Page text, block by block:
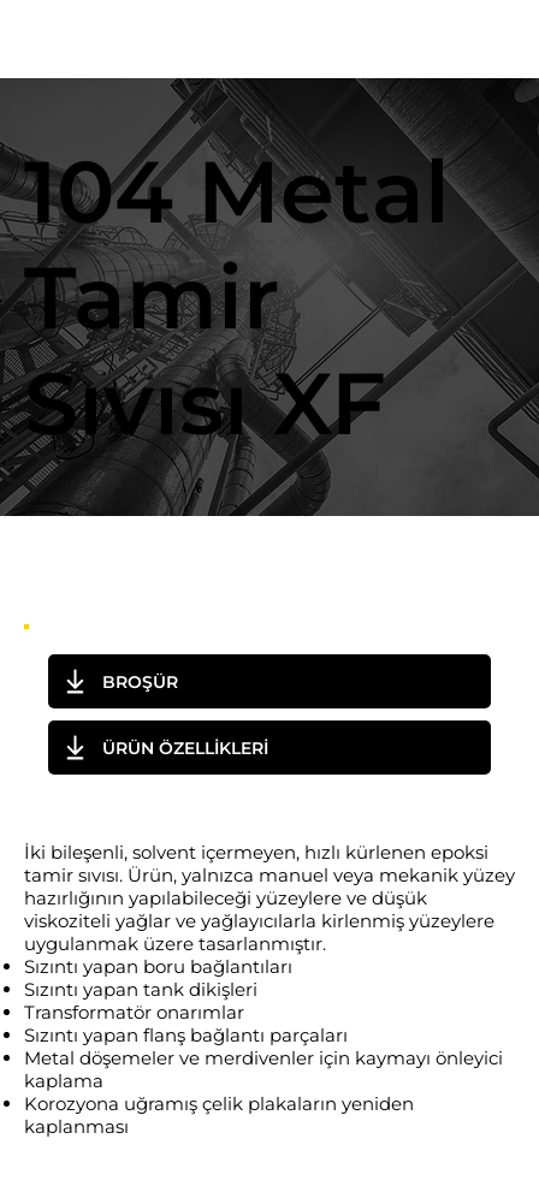
104 Metal
Tamir
Sıvısı XF
BROŞÜR
ÜRÜN ÖZELLİKLERİ
İki bileşenli, solvent içermeyen, hızlı kürlenen epoksi
tamir sıvısı. Ürün, yalnızca manuel veya mekanik yüzey
hazırlığının yapılabileceği yüzeylere ve düşük
viskoziteli yağlar ve yağlayıcılarla kirlenmiş yüzeylere
uygulanmak üzere tasarlanmıştır.
Sızıntı yapan boru bağlantıları
Sızıntı yapan tank dikişleri
Transformatör onarımlar
Sızıntı yapan flanş bağlantı parçaları
Metal döşemeler ve merdivenler için kaymayı önleyici
kaplama
Korozyona uğramış çelik plakaların yeniden
kaplanması